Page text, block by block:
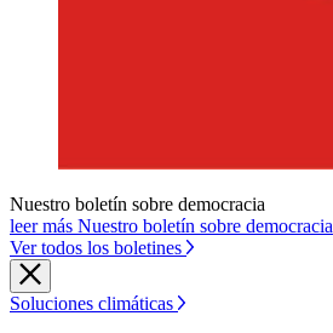
Nuestro boletín sobre democracia
leer más Nuestro boletín sobre democracia
Ver todos los boletines
Soluciones climáticas